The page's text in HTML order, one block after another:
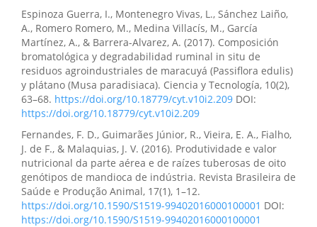
Espinoza Guerra, I., Montenegro Vivas, L., Sánchez Laiño,
A., Romero Romero, M., Medina Villacís, M., García
Martínez, A., & Barrera-Alvarez, A. (2017). Composición
bromatológica y degradabilidad ruminal in situ de
residuos agroindustriales de maracuyá (Passiflora edulis)
y plátano (Musa paradisiaca). Ciencia y Tecnología, 10(2),
63–68. https://doi.org/10.18779/cyt.v10i2.209 DOI:
https://doi.org/10.18779/cyt.v10i2.209
Fernandes, F. D., Guimarães Júnior, R., Vieira, E. A., Fialho,
J. de F., & Malaquias, J. V. (2016). Produtividade e valor
nutricional da parte aérea e de raízes tuberosas de oito
genótipos de mandioca de indústria. Revista Brasileira de
Saúde e Produção Animal, 17(1), 1–12.
https://doi.org/10.1590/S1519-99402016000100001 DOI:
https://doi.org/10.1590/S1519-99402016000100001